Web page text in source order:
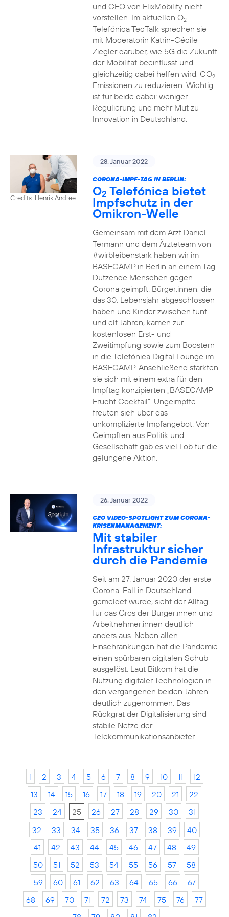
und CEO von FlixMobility nicht
vorstellen. Im aktuellen O2
Telefónica TecTalk sprechen sie
mit Moderatorin Katrin-Cécile
Ziegler darüber, wie 5G die Zukunft
der Mobilität beeinflusst und
gleichzeitig dabei helfen wird, CO2
Emissionen zu reduzieren. Wichtig
ist für beide dabei: weniger
Regulierung und mehr Mut zu
Innovation in Deutschland.
Credits: Henrik Andree
28. Januar 2022
CORONA-IMPF-TAG IN BERLIN:
O2 Telefónica bietet
Impfschutz in der
Omikron-Welle
Gemeinsam mit dem Arzt Daniel
Termann und dem Ärzteteam von
#wirbleibenstark haben wir im
BASECAMP in Berlin an einem Tag
Dutzende Menschen gegen
Corona geimpft. Bürger:innen, die
das 30. Lebensjahr abgeschlossen
haben und Kinder zwischen fünf
und elf Jahren, kamen zur
kostenlosen Erst- und
Zweitimpfung sowie zum Boostern
in die Telefónica Digital Lounge im
BASECAMP. Anschließend stärkten
sie sich mit einem extra für den
Impftag konzipierten „BASECAMP
Frucht Cocktail“. Ungeimpfte
freuten sich über das
unkomplizierte Impfangebot. Von
Geimpften aus Politik und
Gesellschaft gab es viel Lob für die
gelungene Aktion.
26. Januar 2022
CEO VIDEO-SPOTLIGHT ZUM CORONA-
KRISENMANAGEMENT:
Mit stabiler
Infrastruktur sicher
durch die Pandemie
Seit am 27. Januar 2020 der erste
Corona-Fall in Deutschland
gemeldet wurde, sieht der Alltag
für das Gros der Bürger:innen und
Arbeitnehmer:innen deutlich
anders aus. Neben allen
Einschränkungen hat die Pandemie
einen spürbaren digitalen Schub
ausgelöst. Laut Bitkom hat die
Nutzung digitaler Technologien in
den vergangenen beiden Jahren
deutlich zugenommen. Das
Rückgrat der Digitalisierung sind
stabile Netze der
Telekommunikationsanbieter.
1 2 3 4 5 6 7 8 9 10 11
12
13
14 15 16 17 18 19 20 21
22
23
24 25 26 27 28 29 30
31
32
33 34 35 36 37 38 39
40
41
42 43 44 45 46 47 48
49
50
51 52 53 54 55 56 57
58
59
60 61 62 63 64 65 66
67
68
69 70 71 72 73 74 75 76
77